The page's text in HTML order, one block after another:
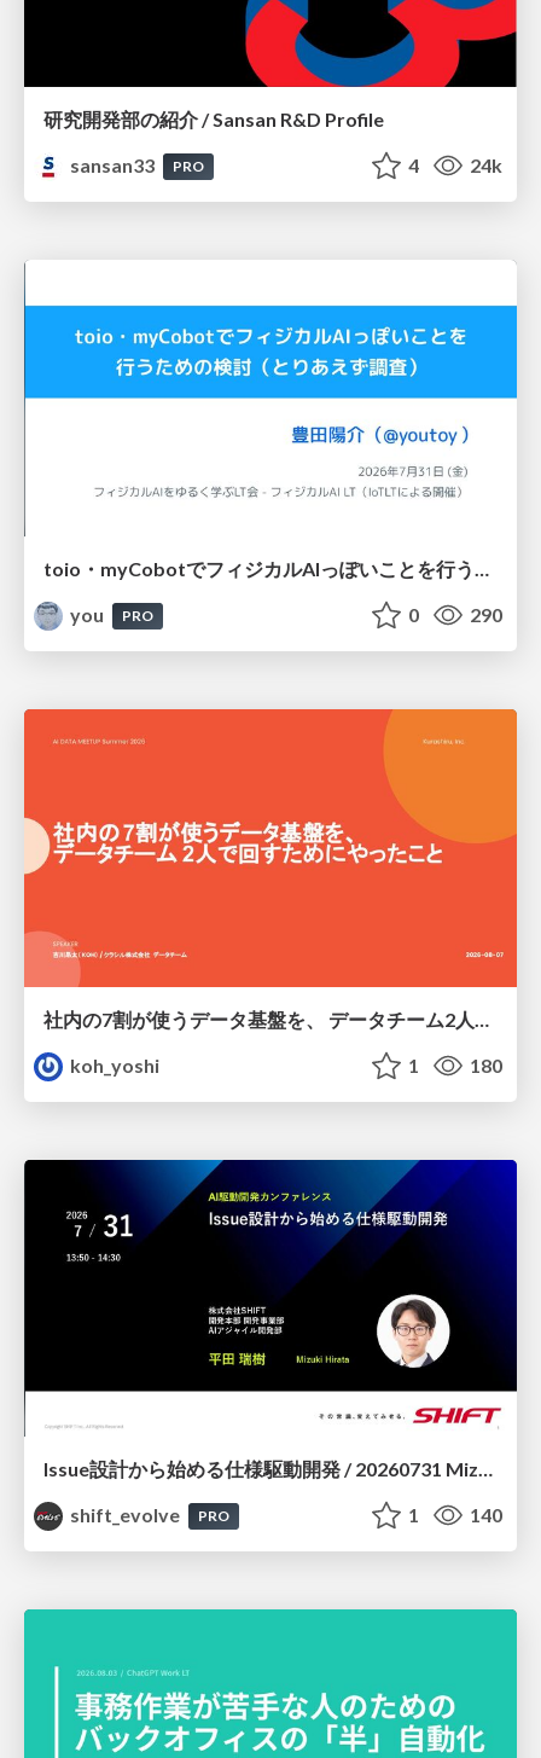
研究開発部の紹介 / Sansan R&D Profile
sansan33
PRO 4 24k
toio・myCobotでフィジカルAIっぽいことを行うための検討（とりあえず調査） / フィジカルAI LT（IoTLTによる開催）
you
PRO 0 290
koh_yoshi
1 180
Issue設計から始める仕様駆動開発 / 20260731 Mizuki Hirata
shift_evolve
PRO 1 140